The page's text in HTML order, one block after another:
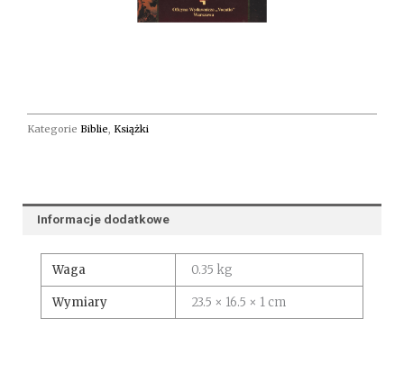
Kategorie Biblie, Książki
Informacje dodatkowe
Waga 0.35 kg
Wymiary 23.5 × 16.5 × 1 cm